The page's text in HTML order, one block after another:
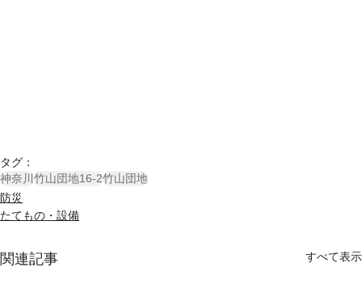
タグ：
神奈川 竹山団地16-2竹山団地
防災
たてもの・設備
関連記事 すべて表示